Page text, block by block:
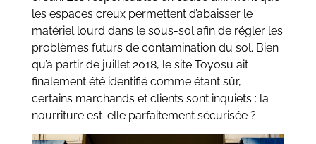
les espaces creux permettent d’abaisser le
matériel lourd dans le sous-sol afin de régler les
problèmes futurs de contamination du sol. Bien
qu’à partir de juillet 2018, le site Toyosu ait
finalement été identifié comme étant sûr,
certains marchands et clients sont inquiets : la
nourriture est-elle parfaitement sécurisée ?